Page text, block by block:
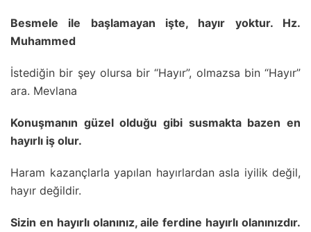
Besmele ile başlamayan işte, hayır yoktur. Hz.
Muhammed
İstediğin bir şey olursa bir “Hayır”, olmazsa bin “Hayır”
ara. Mevlana
Konuşmanın güzel olduğu gibi susmakta bazen en
hayırlı iş olur.
Haram kazançlarla yapılan hayırlardan asla iyilik değil,
hayır değildir.
Sizin en hayırlı olanınız, aile ferdine hayırlı olanınızdır.